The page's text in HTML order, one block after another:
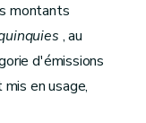
montants
, au
d'émissions
en usage,